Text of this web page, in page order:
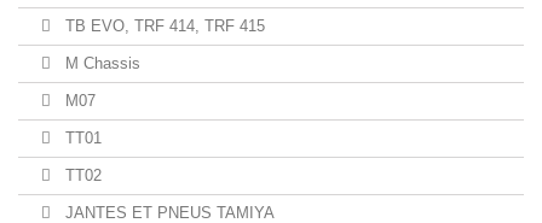
TB EVO, TRF 414, TRF 415
M Chassis
M07
TT01
TT02
JANTES ET PNEUS TAMIYA